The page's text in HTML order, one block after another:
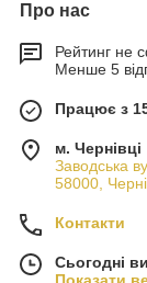
Про нас
Рейтинг не
Менше 5
Працює з
м. Чернівці
Заводська
58000,
Контакти
Сьогодні